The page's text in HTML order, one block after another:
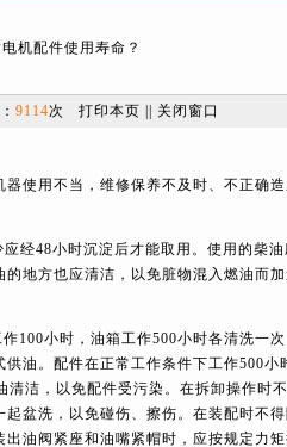
机配件使用寿命？
9114次 打印本页 关闭窗口
使用不当，维修保养不及时、不正确
经48小时沉淀后才能取用。使用的柴油
地方也应清洁，以免脏物混入燃油而
100小时，油箱工作500小时各清洗一
油。配件在正常工作条件下工作500小
洁，以免配件受污染。在拆卸操作时
盆洗，以免碰伤、擦伤。在装配时不
油阀紧座和油嘴紧帽时，应按规定力